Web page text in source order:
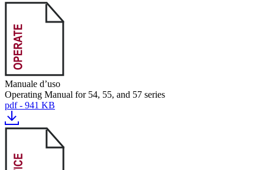
Manuale d’uso
Operating Manual for 54, 55, and 57 series
pdf - 941 KB